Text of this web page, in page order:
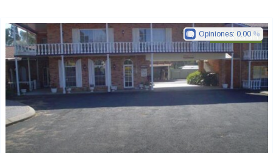
Golden Chain
Opiniones: 0.00